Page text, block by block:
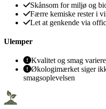
Skånsom for miljø og
Færre kemiske rester i
Let at genkende via
Ulemper
Kvalitet og smag
Økologimærket siger
smagsoplevelsen